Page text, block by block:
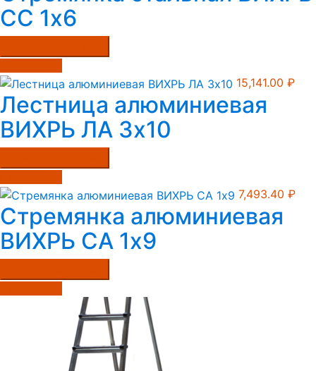
СС 1х6
15,141.00 ₽
Лестница алюминиевая
ВИХРЬ ЛА 3х10
7,493.40 ₽
Стремянка алюминиевая
ВИХРЬ СА 1х9